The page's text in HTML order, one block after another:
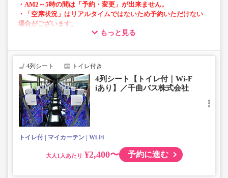
・AM2～5時の間は「予約・変更」が出来ません。
・「空席状況」はリアルタイムではないため予約いただけない
場合がございます。
・車両は予告なく変更となる場合がございます。これに伴い、
じめご了承ください。
・車内トイレ完備で長旅でも安心。※車両により異なりま
す。
・フリーWi-Fiが利用可能。※車両により異なります。
・車内は常時換気し、清掃・除菌を徹底。
もっと見る
4列シート トイレ付き
4列シート【トイレ付｜Wi-F
iあり】／千曲バス株式会社
トイレ付 マイカーテン Wi-Fi
大人 ¥2,400〜 予約に進む